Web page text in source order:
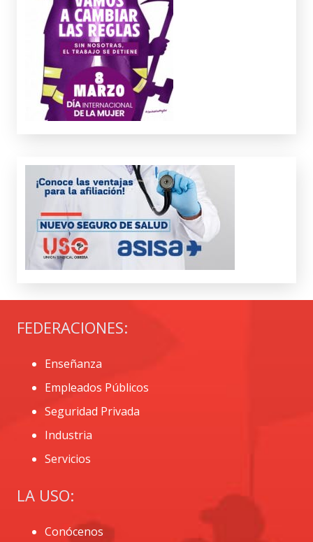
FEDERACIONES:
Enseñanza
Empleados Públicos
Seguridad Privada
Industria
Servicios
LA USO:
Conócenos